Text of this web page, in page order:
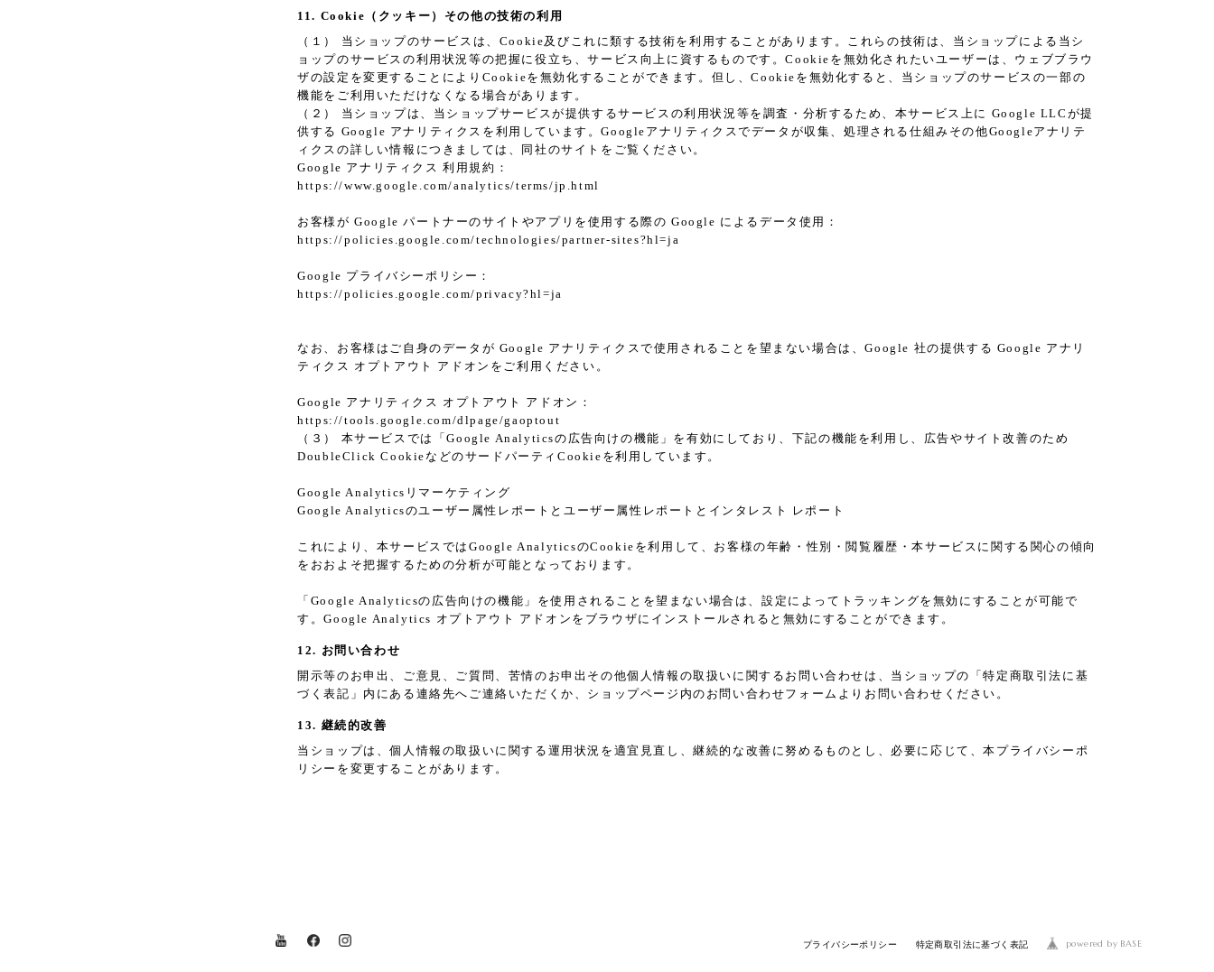
11. Cookie（クッキー）その他の技術の利用
（１） 当ショップのサービスは、Cookie及びこれに類する技術を利用することがあります。これらの技術は、当ショップによる当シ
ョップのサービスの利用状況等の把握に役立ち、サービス向上に資するものです。Cookieを無効化されたいユーザーは、ウェブブラウ
ザの設定を変更することによりCookieを無効化することができます。但し、Cookieを無効化すると、当ショップのサービスの一部の
機能をご利用いただけなくなる場合があります。
（２） 当ショップは、当ショップサービスが提供するサービスの利用状況等を調査・分析するため、本サービス上に Google LLCが提
供する Google アナリティクスを利用しています。Googleアナリティクスでデータが収集、処理される仕組みその他Googleアナリテ
ィクスの詳しい情報につきましては、同社のサイトをご覧ください。
Google アナリティクス 利用規約：
https://www.google.com/analytics/terms/jp.html
お客様が Google パートナーのサイトやアプリを使用する際の Google によるデータ使用：
https://policies.google.com/technologies/partner-sites?hl=ja
Google プライバシーポリシー：
https://policies.google.com/privacy?hl=ja
なお、お客様はご自身のデータが Google アナリティクスで使用されることを望まない場合は、Google 社の提供する Google アナリ
ティクス オプトアウト アドオンをご利用ください。
Google アナリティクス オプトアウト アドオン：
https://tools.google.com/dlpage/gaoptout
（３） 本サービスでは「Google Analyticsの広告向けの機能」を有効にしており、下記の機能を利用し、広告やサイト改善のため
DoubleClick CookieなどのサードパーティCookieを利用しています。
Google Analyticsリマーケティング
Google Analyticsのユーザー属性レポートとユーザー属性レポートとインタレスト レポート
これにより、本サービスではGoogle AnalyticsのCookieを利用して、お客様の年齢・性別・閲覧履歴・本サービスに関する関心の傾向
をおおよそ把握するための分析が可能となっております。
「Google Analyticsの広告向けの機能」を使用されることを望まない場合は、設定によってトラッキングを無効にすることが可能で
す。Google Analytics オプトアウト アドオンをブラウザにインストールされると無効にすることができます。
12. お問い合わせ
開示等のお申出、ご意見、ご質問、苦情のお申出その他個人情報の取扱いに関するお問い合わせは、当ショップの「特定商取引法に基
づく表記」内にある連絡先へご連絡いただくか、ショップページ内のお問い合わせフォームよりお問い合わせください。
13. 継続的改善
当ショップは、個人情報の取扱いに関する運用状況を適宜見直し、継続的な改善に努めるものとし、必要に応じて、本プライバシーポ
リシーを変更することがあります。
プライバシーポリシー 特定商取引法に基づく表記 powered by BASE